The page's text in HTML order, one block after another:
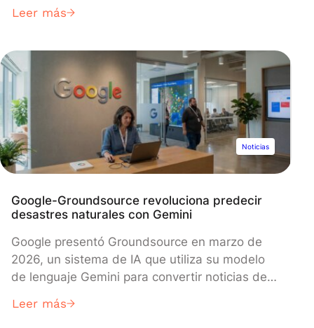
rendimiento de sus aplicaciones de IA
de CloudWatch, TimeToFirstToken y
EstimatedTPMQuotaUsage, miden los tiempos
de respuesta para solicitudes de IA en
streaming y realizan seguimiento del consumo
de tokens para prevenir interrupciones del
servicio, lo que permite a los equipos crear
aplicaciones impulsadas por IA más fiables sin
monitorización adicional en el lado del cliente.
Leer más
Noticias
Google-Groundsource revoluciona predecir
desastres naturales con Gemini
Google presentó Groundsource en marzo de
2026, un sistema de IA que utiliza su modelo
de lenguaje Gemini para convertir noticias de
predecir desastres naturales. La tecnología ya
Leer más